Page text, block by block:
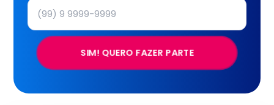
SIM! QUERO FAZER PARTE